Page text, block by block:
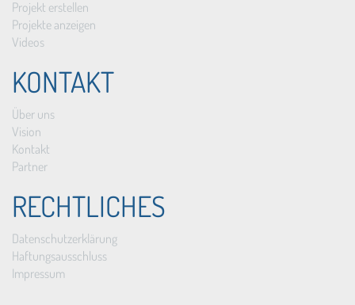
Projekt erstellen
Projekte anzeigen
Videos
KONTAKT
Über uns
Vision
Kontakt
Partner
RECHTLICHES
Datenschutzerklärung
Haftungsausschluss
Impressum